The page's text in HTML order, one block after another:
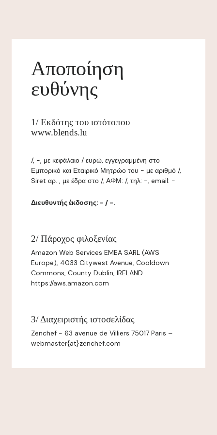
Αποποίηση
ευθύνης
1/ Εκδότης του ιστότοπου
www.blends.lu
/, -, με κεφάλαιο / ευρώ, εγγεγραμμένη στο
Εμπορικό και Εταιρικό Μητρώο του - με αριθμό /,
Siret αρ. , με έδρα στο /, ΑΦΜ: /, τηλ: -, email: -
Διευθυντής έκδοσης: - / -.
2/ Πάροχος φιλοξενίας
Amazon Web Services EMEA SARL (AWS
Europe), 4033 Citywest Avenue, Cooldown
Commons, County Dublin, IRELAND
https://aws.amazon.com
3/ Διαχειριστής ιστοσελίδας
Zenchef - 63 avenue de Villiers 75017 Paris –
webmaster{at}zenchef.com